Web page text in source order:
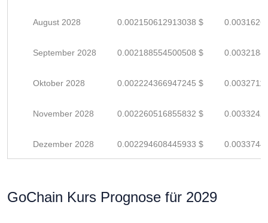
August 2028 0.002150612913038 $
September 2028 0.002188554500508 $
Oktober 2028 0.002224366947245 $
November 2028 0.002260516855832 $
Dezember 2028 0.002294608445933 $
GoChain Kurs Prognose für 2029